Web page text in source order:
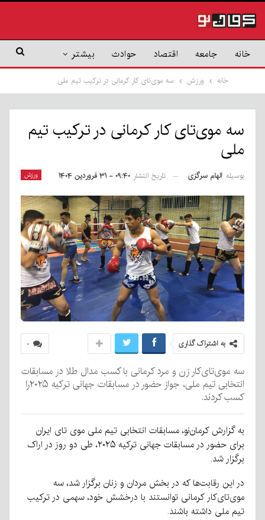
خانه جامعه اقتصاد حوادث بیشتر
خانه ورزش سه موی‌تای کار کرمانی در ترکیب تیم ملی
سه موی‌تای کار کرمانی در ترکیب تیم
ملی
ورزش بوسیله الهام سرگزی تاریخ انتشار ۰۹:۴۰ - ۳۱ فروردین ۱۴۰۴
۰ به اشتراک گذاری
سه موی‌تای‌کار زن و مرد کرمانی با کسب مدال طلا در مسابقات
انتخابی تیم ملی، جواز حضور در مسابقات جهانی ترکیه ۲۰۲۵را
کسب کردند.
به گزارش کرمان‌نو، مسابقات انتخابی تیم ملی موی تای ایران
برای حضور در مسابقات جهانی ترکیه ۲۰۲۵، طی دو روز در اراک
برگزار شد.
در این رقابت‌ها که در بخش مردان و زنان برگزار شد، سه
موی‌تای‌کار کرمانی توانستند با درخشش خود، سهمی در ترکیب
تیم ملی داشته باشند.